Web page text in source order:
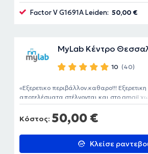
Factor V G1691A Leiden: 50,00 €
MyLab Κέντρο
10 (40)
Κόστος: 50,00 €
Κλείσε
Εξερετικο περιβάλλον.καθαρο!!!
αποτελέσματα στέλνονται και στο gmail
επιβάρυνση Και χωρίς να ταλαιπωρήσει!!